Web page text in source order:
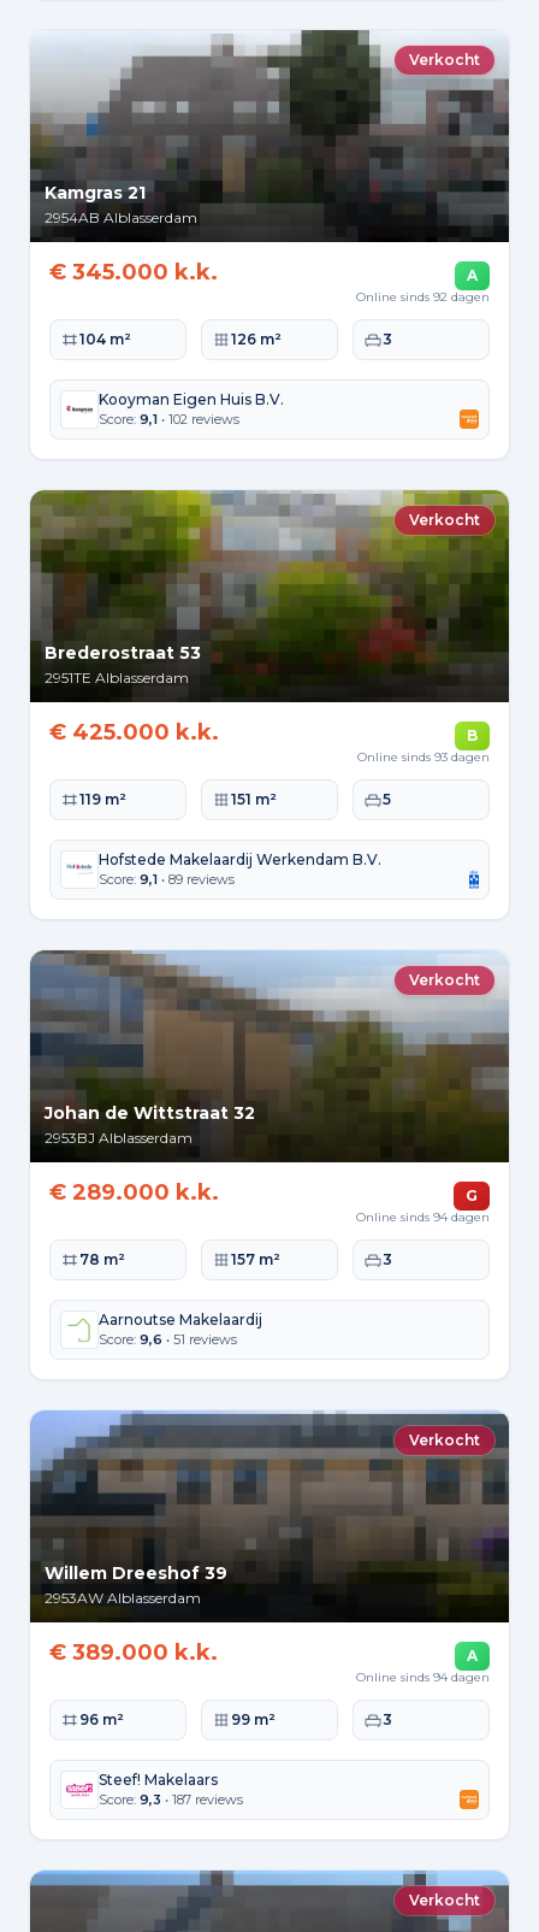
Verkocht
Kamgras 21
2954AB Alblasserdam
€ 345.000 k.k. A
Online sinds 92 dagen
Woonoppervlakte
104 m² Perceeloppervlakte
126 m² Slaapkamers
3
Kooyman Eigen Huis B.V.
Score: 9,1 • 102 reviews
Verkocht
Brederostraat 53
2951TE Alblasserdam
€ 425.000 k.k. B
Online sinds 93 dagen
Woonoppervlakte
119 m² Perceeloppervlakte
151 m² Slaapkamers
5
Hofstede Makelaardij Werkendam B.V.
Score: 9,1 • 89 reviews
Verkocht
Johan de Wittstraat 32
2953BJ Alblasserdam
€ 289.000 k.k. G
Online sinds 94 dagen
Woonoppervlakte
78 m² Perceeloppervlakte
157 m² Slaapkamers
3
Aarnoutse Makelaardij
Score: 9,6 • 51 reviews
Verkocht
Willem Dreeshof 39
2953AW Alblasserdam
€ 389.000 k.k. A
Online sinds 94 dagen
Woonoppervlakte
96 m² Perceeloppervlakte
99 m² Slaapkamers
3
Steef! Makelaars
Score: 9,3 • 187 reviews
Verkocht